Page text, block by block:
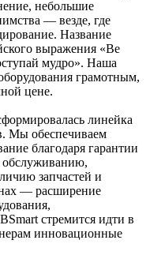
небольшие
— везде, где
Название
выражения «Be
мудро». Наша
грамотным,
цене.
линейка
Мы обеспечиваем
благодаря гарантии
обслуживанию,
запчастей и
— расширение
стремится идти в
инновационные